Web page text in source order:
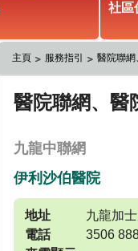
社區
主頁 服務指引 醫院聯網